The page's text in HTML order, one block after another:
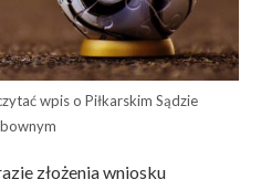
wpis o Piłkarskim Sądzie
złożenia wniosku